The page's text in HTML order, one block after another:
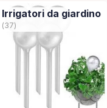
Irrigatori da giardino
37